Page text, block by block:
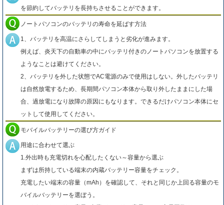
を節約してバッテリを長持ちさせることができます。
ノートパソコンのバッテリの寿命を延ばす方法
1、バッテリを高温にさらしてしまうと劣化が進みます。
例えば、炎天下の自動車の中にバッテリ付きのノートパソコンを放置する
ようなことは避けてください。
2、バッテリを外した状態でAC電源のみで使用はしない。外したバッテリ
は自然放電するため、長期間パソコン本体から取り外したままにした場
合、過放電になり故障の原因にもなります。できるだけパソコン本体にセ
ットして使用してください。
モバイルバッテリーの選び方ガイド
用途に合わせて選ぶ
1.外出時も充電切れを心配したくない～容量から選ぶ
まずは所持している端末の内蔵バッテリー容量をチェック。
充電したい端末の容量（mAh）を確認して、それと同じか上回る容量のモ
バイルバッテリーを選ぼう。